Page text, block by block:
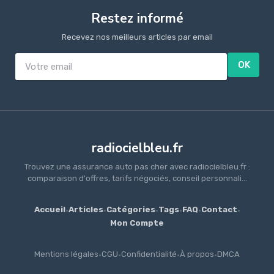
Restez informé
Recevez nos meilleurs articles par email
OK
radiocielbleu.fr
Trouvez une assurance auto pas cher avec radiocielbleu.fr :
comparaison d'offres, tarifs négociés, conseil personnali...
Accueil·Articles·Catégories·Tags·FAQ·Contact·
Mon Compte
Mentions légales·CGU·Confidentialité·À propos·DMCA